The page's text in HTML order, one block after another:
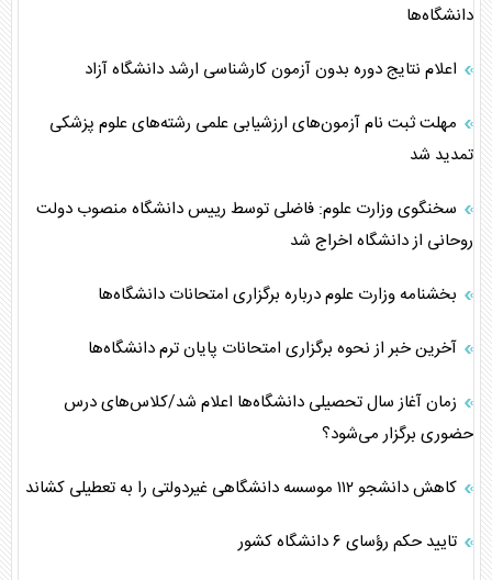
دانشگاه‌ها
اعلام نتایج دوره بدون آزمون کارشناسی ارشد دانشگاه آزاد
مهلت ثبت نام آزمون‌های ارزشیابی علمی رشته‌های علوم پزشکی
تمدید شد
سخنگوی وزارت علوم: فاضلی توسط رییس دانشگاه منصوب دولت
روحانی از دانشگاه اخراج شد
بخشنامه وزارت علوم درباره برگزاری امتحانات دانشگاه‌ها
آخرین خبر از نحوه برگزاری امتحانات پایان ترم دانشگاه‌ها
زمان آغاز سال تحصیلی دانشگاه‌ها اعلام شد/کلاس‌های درس
حضوری برگزار می‌شود؟
کاهش دانشجو ۱۱۲ موسسه دانشگاهی غیردولتی را به تعطیلی کشاند
تایید حکم رؤسای ۶ دانشگاه کشور